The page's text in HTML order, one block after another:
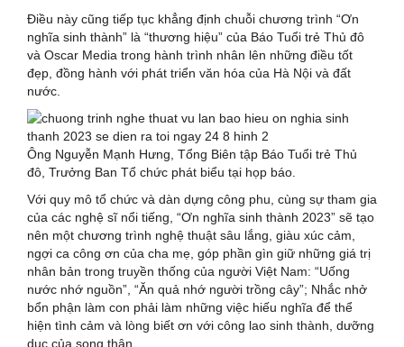
Điều này cũng tiếp tục khẳng định chuỗi chương trình “Ơn
nghĩa sinh thành” là “thương hiệu” của Báo Tuổi trẻ Thủ đô
và Oscar Media trong hành trình nhân lên những điều tốt
đẹp, đồng hành với phát triển văn hóa của Hà Nội và đất
nước.
Ông Nguyễn Mạnh Hưng, Tổng Biên tập Báo Tuổi trẻ Thủ
đô, Trưởng Ban Tổ chức phát biểu tại họp báo.
Với quy mô tổ chức và dàn dựng công phu, cùng sự tham gia
của các nghệ sĩ nổi tiếng, “Ơn nghĩa sinh thành 2023” sẽ tạo
nên một chương trình nghệ thuật sâu lắng, giàu xúc cảm,
ngợi ca công ơn của cha mẹ, góp phần gìn giữ những giá trị
nhân bản trong truyền thống của người Việt Nam: “Uống
nước nhớ nguồn”, “Ăn quả nhớ người trồng cây”; Nhắc nhở
bổn phận làm con phải làm những việc hiếu nghĩa để thể
hiện tình cảm và lòng biết ơn với công lao sinh thành, dưỡng
dục của song thân.